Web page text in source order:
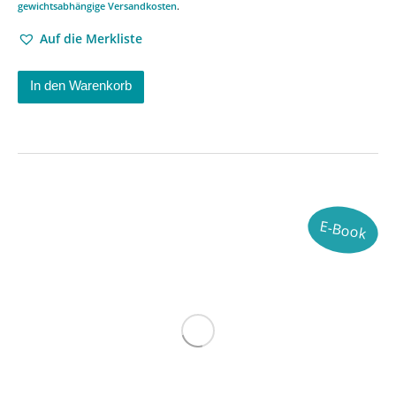
gewichtsabhängige Versandkosten.
Auf die Merkliste
In den Warenkorb
E-Book